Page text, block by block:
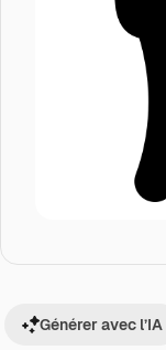
Générer avec l’IA